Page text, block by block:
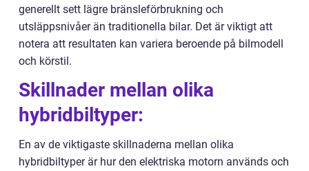
generellt sett lägre bränsleförbrukning och
utsläppsnivåer än traditionella bilar. Det är viktigt att
notera att resultaten kan variera beroende på bilmodell
och körstil.
Skillnader mellan olika
hybridbiltyper:
En av de viktigaste skillnaderna mellan olika
hybridbiltyper är hur den elektriska motorn används och